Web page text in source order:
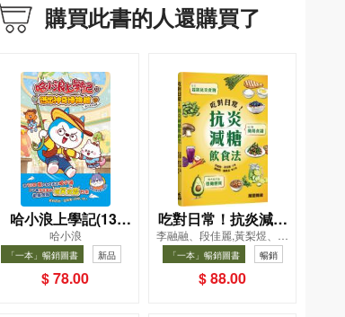
購買此書的人還購買了
哈小浪上學記(13)
——逃出神奇博物館
哈小浪
「一本」暢銷圖書
新品
暢銷
$ 78.00
吃對日常！抗炎減糖
飲食法
李融融、段佳麗,黃梨煜、顧
凱辰
「一本」暢銷圖書 暢銷
$ 88.00